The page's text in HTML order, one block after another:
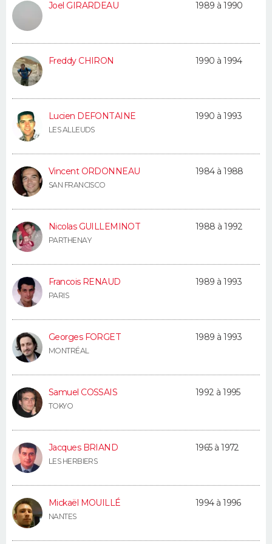
FORUM
Bricolage
Lifestyle
Culture
Sport
Auto
Television
Voyage
Cinema
Joel GIRARDEAU 1989 à 1990
Freddy CHIRON 1990 à 1994
Lucien DEFONTAINE
LES ALLEUDS
1990 à 1993
Vincent ORDONNEAU
SAN FRANCISCO
1984 à 1988
Nicolas GUILLEMINOT
PARTHENAY
1988 à 1992
Francois RENAUD
PARIS
1989 à 1993
Georges FORGET
MONTRÉAL
1989 à 1993
Samuel COSSAIS
TOKYO
1992 à 1995
Jacques BRIAND
LES HERBIERS
1965 à 1972
Mickaël MOUILLÉ
NANTES
1994 à 1996